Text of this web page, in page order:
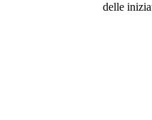
delle